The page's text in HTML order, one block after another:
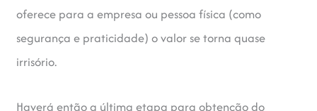
oferece para a empresa ou pessoa física (como
segurança e praticidade) o valor se torna quase
irrisório.
Haverá então a última etapa para obtenção do